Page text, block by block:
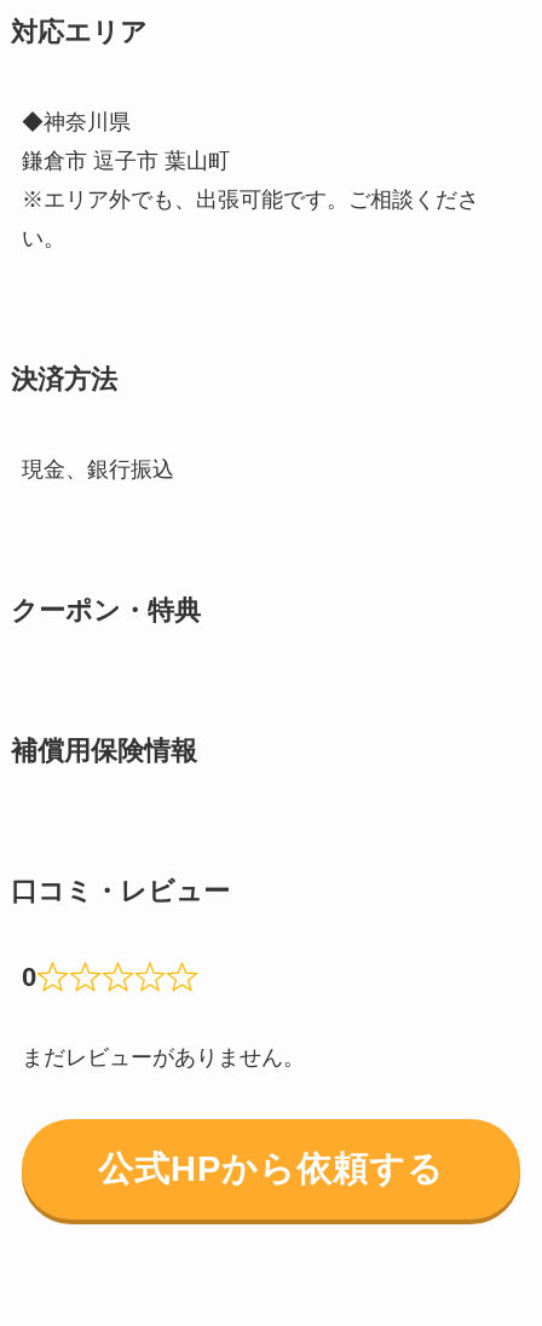
対応エリア
◆神奈川県
鎌倉市 逗子市 葉山町
※エリア外でも、出張可能です。ご相談くださ
い。
決済方法
現金、銀行振込
クーポン・特典
補償用保険情報
口コミ・レビュー
0
まだレビューがありません。
公式HPから依頼する